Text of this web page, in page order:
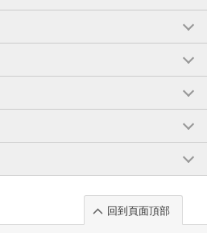
回到頁面頂部